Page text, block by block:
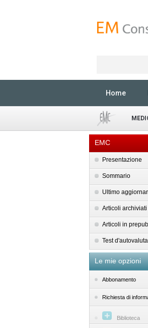
Home
EMC
Presentazione
Sommario
Ultimo
Articoli archiviati
Articoli in
Test
Le mie opzioni
Abbonamento
Richiesta di
Biblioteca